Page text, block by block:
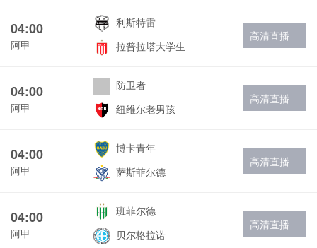
04:00
阿甲
利斯特雷
拉普拉塔大学生
高清直播
04:00
阿甲
防卫者
纽维尔老男孩
高清直播
04:00
阿甲
博卡青年
萨斯菲尔德
高清直播
04:00
阿甲
班菲尔德
贝尔格拉诺
高清直播